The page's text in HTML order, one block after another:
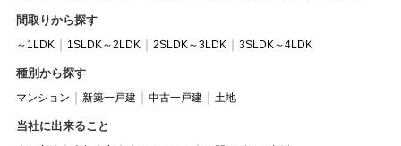
間取りから探す
～1LDK 1SLDK～2LDK 2SLDK～3LDK 3SLDK～4LDK
種別から探す
マンション 新築一戸建 中古一戸建 土地
当社に出来ること